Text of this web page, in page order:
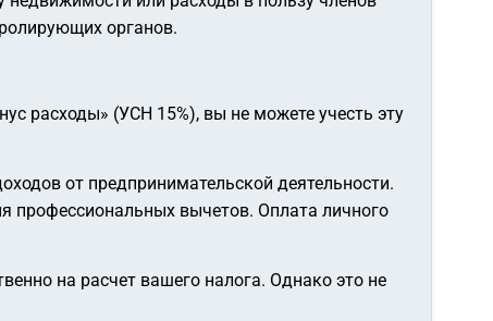
органов.
расходы» (УСН 15%), вы не можете учесть эту
от предпринимательской деятельности.
профессиональных вычетов. Оплата личного
на расчет вашего налога. Однако это не